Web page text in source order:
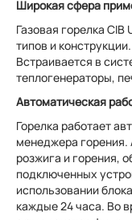
Широкая сфера
Газовая горелка
типов и
Встраивается в
теплогенераторы,
Автоматическая
Горелка работает
менеджера горения.
розжига и горения,
подключенных
использовании
каждые 24 часа. Во